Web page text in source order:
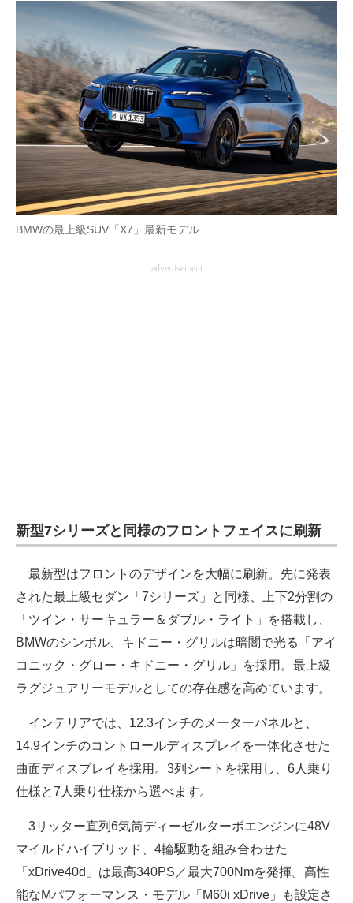
注目記事を集めた総合ページ
ITの今と未来を見通す
スマホと通信の最新トレンド
進化するPCとデバイスの未来
好きが集まる 比べて選べる
ビジネスと働き方のヒント
モノづくり技術者専門サイト
電子設計の基本と応用
建設×テクノロジーの最前線
BMWの最上級SUV「X7」最新モデル
advertisement
新型7シリーズと同様のフロントフェイスに刷新
最新型はフロントのデザインを大幅に刷新。先に発表
された最上級セダン「7シリーズ」と同様、上下2分割の
「ツイン・サーキュラー＆ダブル・ライト」を搭載し、
BMWのシンボル、キドニー・グリルは暗闇で光る「アイ
コニック・グロー・キドニー・グリル」を採用。最上級
ラグジュアリーモデルとしての存在感を高めています。
インテリアでは、12.3インチのメーターパネルと、
14.9インチのコントロールディスプレイを一体化させた
曲面ディスプレイを採用。3列シートを採用し、6人乗り
仕様と7人乗り仕様から選べます。
3リッター直列6気筒ディーゼルターボエンジンに48V
マイルドハイブリッド、4輪駆動を組み合わせた
「xDrive40d」は最高340PS／最大700Nmを発揮。高性
能なMパフォーマンス・モデル「M60i xDrive」も設定さ